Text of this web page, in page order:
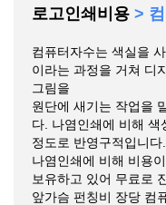
로고인쇄비용 >
컴퓨터자수는 색실을
이라는 과정을 거쳐 디
그림을
원단에 새기는 작업을
다. 나염인쇄에 비해
정도로 반영구적입니다.
나염인쇄에 비해 비용
보유하고 있어 무료로
앞가슴 펀칭비 장당 컴